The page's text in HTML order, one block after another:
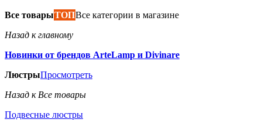
Все товарыТОПВсе категории в магазине
Назад к главному
Новинки от брендов ArteLamp и Divinare
ЛюстрыПросмотреть
Назад к Все товары
Подвесные люстры